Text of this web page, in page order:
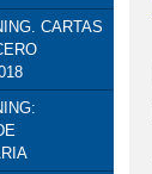
CARTAS